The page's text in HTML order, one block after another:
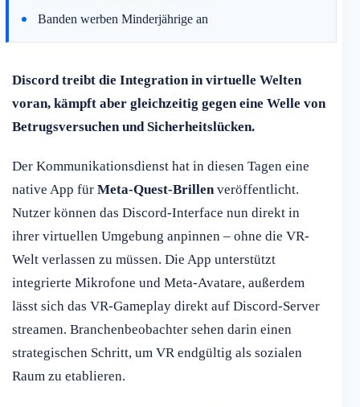
Banden werben Minderjährige an
Discord treibt die Integration in virtuelle Welten
voran, kämpft aber gleichzeitig gegen eine Welle von
Betrugsversuchen und Sicherheitslücken.
Der Kommunikationsdienst hat in diesen Tagen eine
native App für Meta-Quest-Brillenveröffentlicht.
Nutzer können das Discord-Interface nun direkt in
ihrer virtuellen Umgebung anpinnen – ohne die VR-
Welt verlassen zu müssen. Die App unterstützt
integrierte Mikrofone und Meta-Avatare, außerdem
lässt sich das VR-Gameplay direkt auf Discord-Server
streamen. Branchenbeobachter sehen darin einen
strategischen Schritt, um VR endgültig als sozialen
Raum zu etablieren.